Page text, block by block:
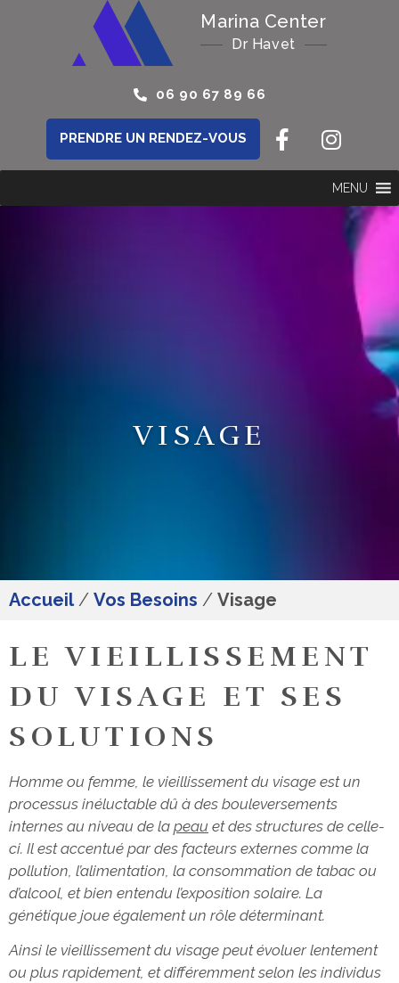
Marina Center
Dr Havet
06 90 67 89 66
PRENDRE UN RENDEZ-VOUS
MENU
VISAGE
Accueil/ Vos Besoins / Visage
LE VIEILLISSEMENT
DU VISAGE ET SES
SOLUTIONS
Homme ou femme, le vieillissement du visage est un
processus inéluctable dû à des bouleversements
internes au niveau de la peau et des structures de celle-
ci. Il est accentué par des facteurs externes comme la
pollution, l’alimentation, la consommation de tabac ou
d’alcool, et bien entendu l’exposition solaire. La
génétique joue également un rôle déterminant.
Ainsi le vieillissement du visage peut évoluer lentement
ou plus rapidement, et différemment selon les individus